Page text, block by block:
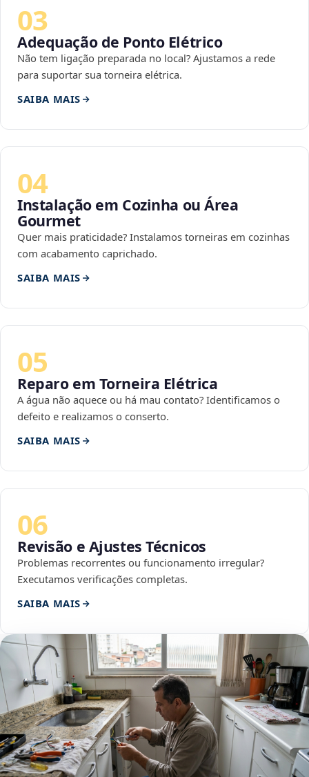
03
Adequação de Ponto Elétrico
Não tem ligação preparada no local? Ajustamos a rede
para suportar sua torneira elétrica.
SAIBA MAIS
04
Instalação em Cozinha ou Área
Gourmet
Quer mais praticidade? Instalamos torneiras em cozinhas
com acabamento caprichado.
SAIBA MAIS
05
Reparo em Torneira Elétrica
A água não aquece ou há mau contato? Identificamos o
defeito e realizamos o conserto.
SAIBA MAIS
06
Revisão e Ajustes Técnicos
Problemas recorrentes ou funcionamento irregular?
Executamos verificações completas.
SAIBA MAIS